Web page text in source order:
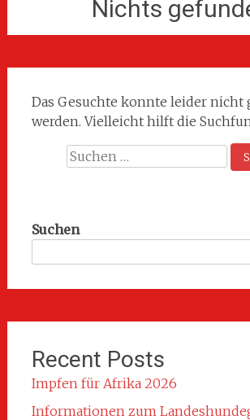
Nichts
Das Gesuchte konnte leider nicht
werden. Vielleicht hilft die
Suchen
nach:
Suchen
Recent Posts
Impfen für Afrika 2026
Informationen zum